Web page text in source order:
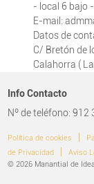
- local 6 bajo
E-mail:
Datos de
C/ Bretón de
Calahorra (
Info Contacto
Nº de teléfono: 912
Política de cookies
de Privacidad|
Aviso
© 2026 Manantial de